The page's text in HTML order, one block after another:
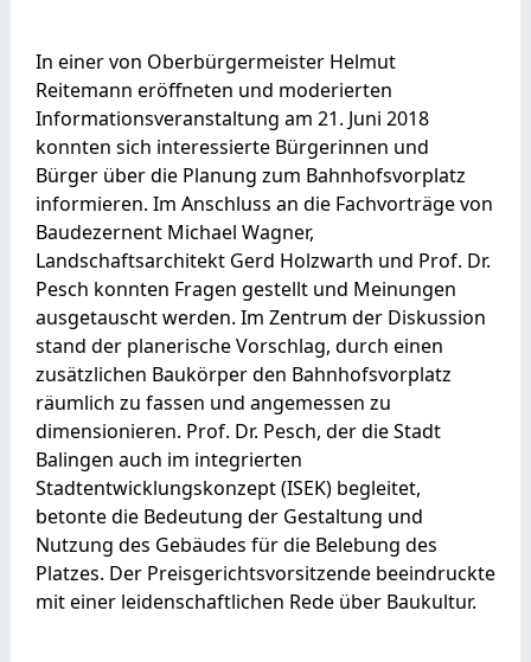
In einer von Oberbürgermeister Helmut
Reitemann eröffneten und moderierten
Informationsveranstaltung am 21. Juni 2018
konnten sich interessierte Bürgerinnen und
Bürger über die Planung zum Bahnhofsvorplatz
informieren. Im Anschluss an die Fachvorträge von
Baudezernent Michael Wagner,
Landschaftsarchitekt Gerd Holzwarth und Prof. Dr.
Pesch konnten Fragen gestellt und Meinungen
ausgetauscht werden. Im Zentrum der Diskussion
stand der planerische Vorschlag, durch einen
zusätzlichen Baukörper den Bahnhofsvorplatz
räumlich zu fassen und angemessen zu
dimensionieren. Prof. Dr. Pesch, der die Stadt
Balingen auch im integrierten
Stadtentwicklungskonzept (ISEK) begleitet,
betonte die Bedeutung der Gestaltung und
Nutzung des Gebäudes für die Belebung des
Platzes. Der Preisgerichtsvorsitzende beeindruckte
mit einer leidenschaftlichen Rede über Baukultur.